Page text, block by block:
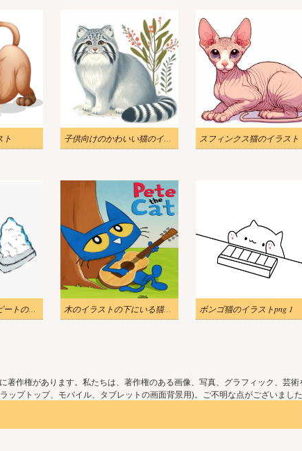
ト 子供向けのかわいい猫のイラスト 2 スフィンクス猫のイラスト
雪かきをする猫のピートのイラスト 木のイラストの下にいる猫のピート ボンゴ猫のイラストpng 1
作権があります。私たちは、著作権のある画像、写真、グラフィック、芸
プトップ、モバイル、タブレットの画面背景用)。ご不明な点がございまし